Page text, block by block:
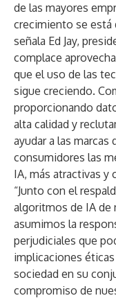
de las mayores
crecimiento se está
señala Ed Jay,
complace
que el uso de las
sigue creciendo.
proporcionando
alta calidad y
ayudar a las
consumidores las
IA, más atractivas y
“Junto con el
algoritmos de IA de
asumimos la
perjudiciales que
implicaciones
sociedad en su
compromiso de